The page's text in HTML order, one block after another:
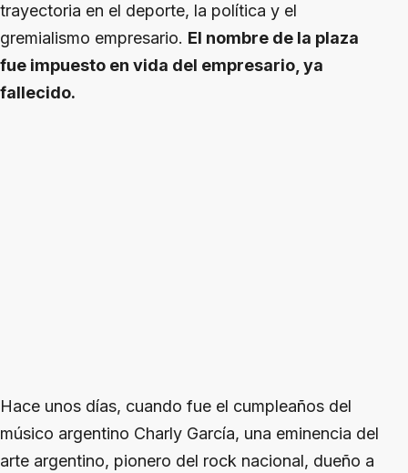
trayectoria en el deporte, la política y el
gremialismo empresario. El nombre de la plaza
fue impuesto en vida del empresario, ya
fallecido.
Hace unos días, cuando fue el cumpleaños del
músico argentino Charly García, una eminencia del
arte argentino, pionero del rock nacional, dueño a